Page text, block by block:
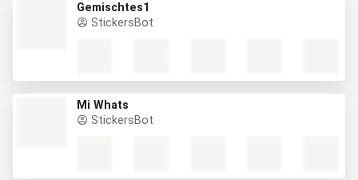
Gemischtes1
StickersBot
Mi Whats
StickersBot